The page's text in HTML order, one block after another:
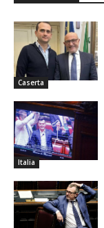
Caserta
Italia